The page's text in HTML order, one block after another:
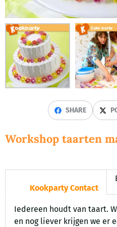
SHARE
Workshop taarten
Kookparty Contact
Iedereen houdt van taart.
en nog liever krijgen we er